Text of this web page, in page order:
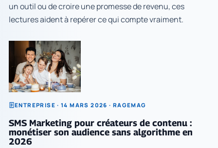
un outil ou de croire une promesse de revenu, ces
lectures aident à repérer ce qui compte vraiment.
ENTREPRISE · 14 MARS 2026 · RAGEMAG
SMS Marketing pour créateurs de contenu :
monétiser son audience sans algorithme en
2026